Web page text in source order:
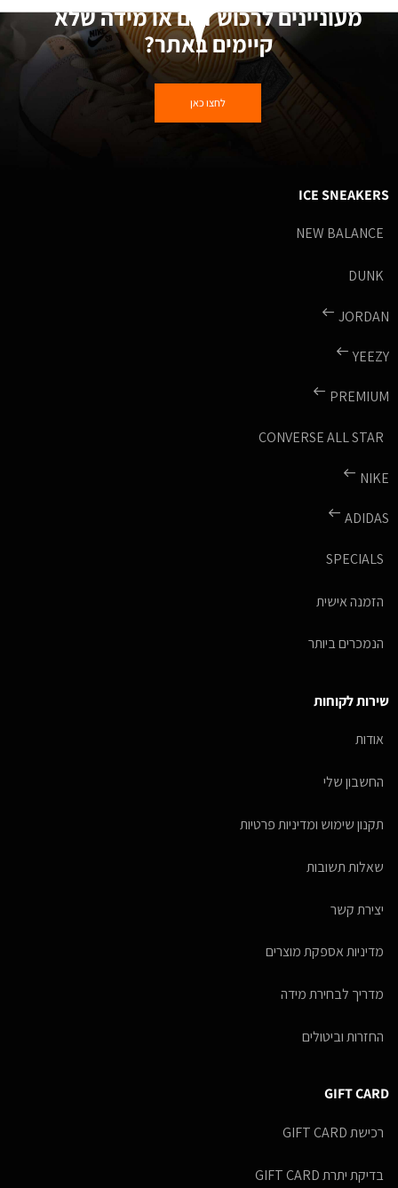
מעוניינים לרכוש דגם או מידה שלא
קיימים באתר?
לחצו כאן
ICE SNEAKERS
NEW BALANCE
DUNK
JORDAN
YEEZY
PREMIUM
CONVERSE ALL STAR
NIKE
ADIDAS
SPECIALS
הזמנה אישית
הנמכרים ביותר
שירות לקוחות
אודות
החשבון שלי
תקנון שימוש ומדיניות פרטיות
שאלות תשובות
יצירת קשר
מדיניות אספקת מוצרים
מדריך לבחירת מידה
החזרות וביטולים
GIFT CARD
רכישת GIFT CARD
בדיקת יתרת GIFT CARD